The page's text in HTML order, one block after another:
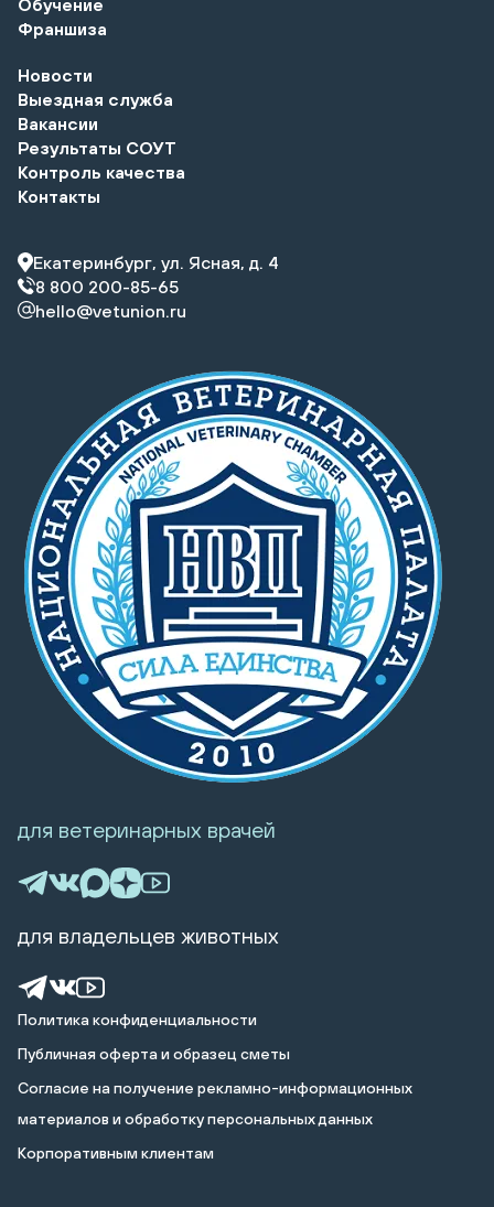
Обучение
Франшиза
Новости
Выездная служба
Вакансии
Результаты СОУТ
Контроль качества
Контакты
Екатеринбург, ул. Ясная, д. 4
8 800 200-85-65
hello@vetunion.ru
Политика конфиденциальности
Публичная оферта и образец сметы
Cогласие на получение рекламно-информационных
материалов и обработку персональных данных
Корпоративным клиентам
для ветеринарных врачей
для владельцев животных